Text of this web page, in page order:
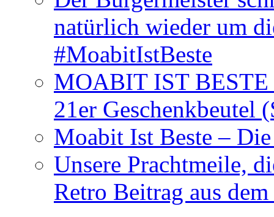
natürlich wieder um
#MoabitIstBeste
MOABIT IST BESTE
21er Geschenkbeutel
Moabit Ist Beste –
Unsere Prachtmeile,
Retro Beitrag aus